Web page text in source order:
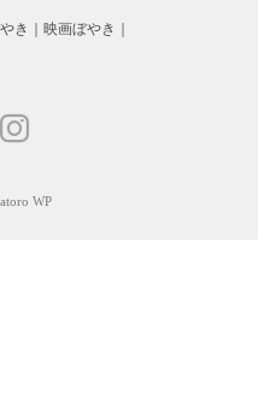
き 映画ぼやき
WP